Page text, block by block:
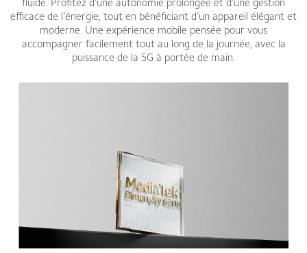
fluide. Profitez d’une autonomie prolongée et d’une gestion
efficace de l’énergie, tout en bénéficiant d’un appareil élégant et
moderne. Une expérience mobile pensée pour vous
accompagner facilement tout au long de la journée, avec la
puissance de la 5G à portée de main.